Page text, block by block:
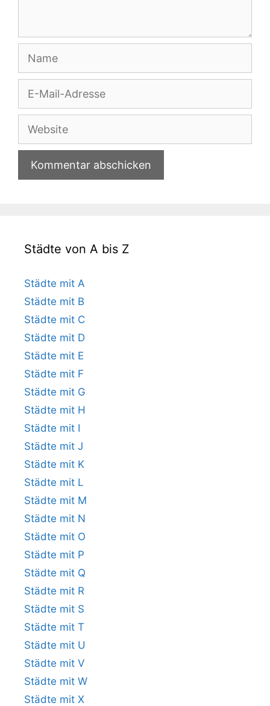
Adresse
Website
Städte von A bis Z
Städte mit A
Städte mit B
Städte mit C
Städte mit D
Städte mit E
Städte mit F
Städte mit G
Städte mit H
Städte mit I
Städte mit J
Städte mit K
Städte mit L
Städte mit M
Städte mit N
Städte mit O
Städte mit P
Städte mit Q
Städte mit R
Städte mit S
Städte mit T
Städte mit U
Städte mit V
Städte mit W
Städte mit X